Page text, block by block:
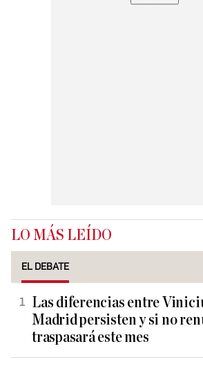
LO MÁS LEÍDO
EL DEBATE
Las diferencias entre
Madrid persisten y si no
traspasará este mes